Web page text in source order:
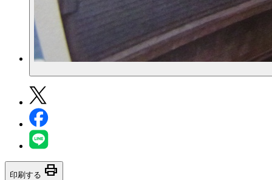
印刷する print